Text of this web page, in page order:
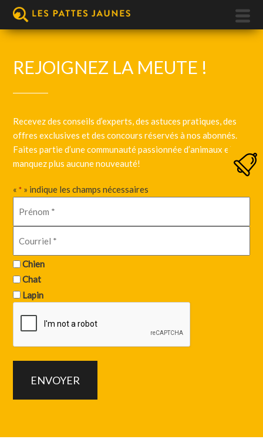
REJOIGNEZ LA MEUTE !
Recevez des conseils d’experts, des astuces pratiques, des
offres exclusives et des concours réservés à nos abonnés.
Faites partie d’une communauté passionnée d’animaux et ne
manquez plus aucune nouveauté!
«* » indique les champs nécessaires
Chien
Chat
Lapin